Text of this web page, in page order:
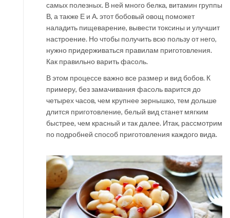
самых полезных. В ней много белка, витамин группы
В, а также Е и А. этот бобовый овощ поможет
наладить пищеварение, вывести токсины и улучшит
настроение. Но чтобы получить всю пользу от него,
нужно придерживаться правилам приготовления.
Как правильно варить фасоль.
В этом процессе важно все размер и вид бобов. К
примеру, без замачивания фасоль варится до
четырех часов, чем крупнее зернышко, тем дольше
длится приготовление, белый вид станет мягким
быстрее, чем красный и так далее. Итак, рассмотрим
по подробней способ приготовления каждого вида.